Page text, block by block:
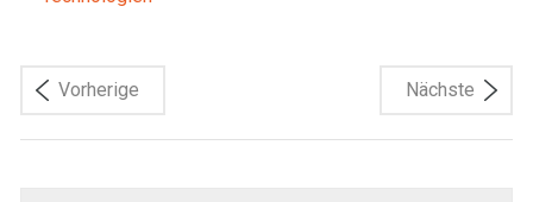
Vorherige Nächste